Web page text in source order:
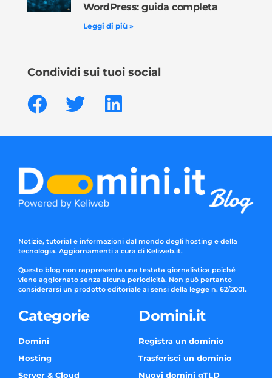
WordPress: guida completa
Leggi di più »
Condividi sui tuoi social
Notizie, tutorial e informazioni dal mondo degli hosting e della
tecnologia. Aggiornamenti a cura di Keliweb.it.
Questo blog non rappresenta una testata giornalistica poiché
viene aggiornato senza alcuna periodicità. Non può pertanto
considerarsi un prodotto editoriale ai sensi della legge n. 62/2001.
Categorie
Domini
Hosting
Server & Cloud
Domini.it
Registra un dominio
Trasferisci un dominio
Nuovi domini gTLD